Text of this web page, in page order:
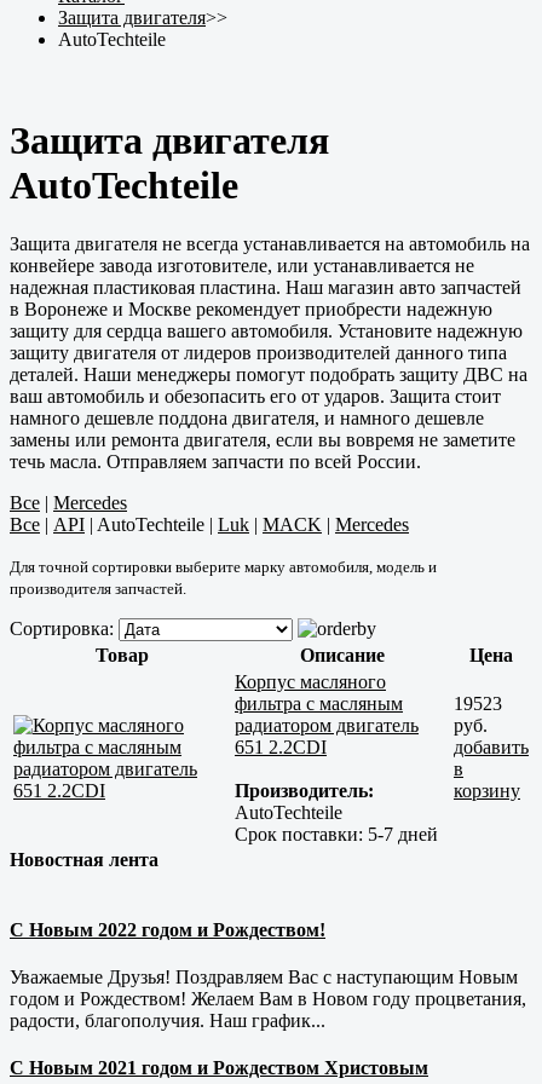
Защита двигателя>>
AutoTechteile
Защита двигателя
AutoTechteile
Защита двигателя не всегда устанавливается на автомобиль на
конвейере завода изготовителе, или устанавливается не
надежная пластиковая пластина. Наш магазин авто запчастей
в Воронеже и Москве рекомендует приобрести надежную
защиту для сердца вашего автомобиля. Установите надежную
защиту двигателя от лидеров производителей данного типа
деталей. Наши менеджеры помогут подобрать защиту ДВС на
ваш автомобиль и обезопасить его от ударов. Защита стоит
намного дешевле поддона двигателя, и намного дешевле
замены или ремонта двигателя, если вы вовремя не заметите
течь масла. Отправляем запчасти по всей России.
Все | Mercedes
Все | API | AutoTechteile | Luk | MACK | Mercedes
Для точной сортировки выберите марку автомобиля, модель и
производителя запчастей.
Сортировка:
Товар
Описание
Цена
Корпус масляного
фильтра с масляным
радиатором двигатель
651 2.2CDI
Производитель:
AutoTechteile
Срок поставки: 5-7 дней
19523
руб.
добавить
в
корзину
Новостная лента
С Новым 2022 годом и Рождеством!
Уважаемые Друзья! Поздравляем Вас с наступающим Новым
годом и Рождеством! Желаем Вам в Новом году процветания,
радости, благополучия. Наш график...
С Новым 2021 годом и Рождеством Христовым